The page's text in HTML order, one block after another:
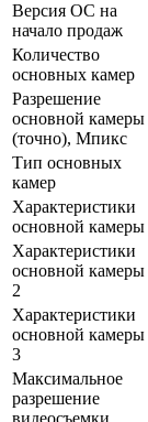
Версия ОС на
начало продаж
Количество
основных камер
Разрешение
основной камеры
(точно), Мпикс
Тип основных
камер
Характеристики
основной камеры
Характеристики
основной камеры
2
Характеристики
основной камеры
3
Максимальное
разрешение